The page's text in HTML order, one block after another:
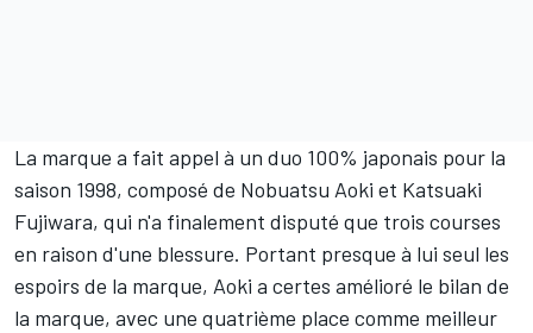
La marque a fait appel à un duo 100% japonais pour la
saison 1998, composé de Nobuatsu Aoki et Katsuaki
Fujiwara, qui n'a finalement disputé que trois courses
en raison d'une blessure. Portant presque à lui seul les
espoirs de la marque, Aoki a certes amélioré le bilan de
la marque, avec une quatrième place comme meilleur